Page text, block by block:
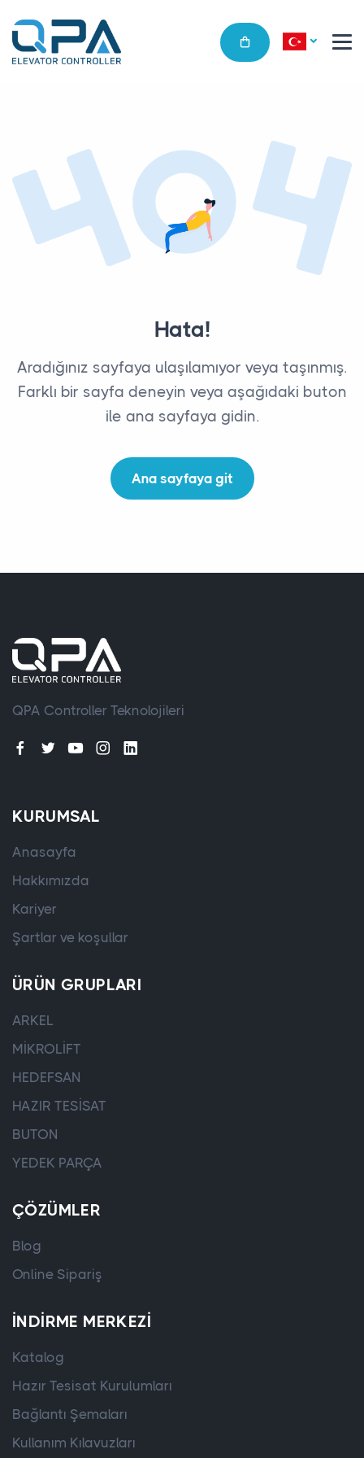
Hata!
Aradığınız sayfaya ulaşılamıyor veya taşınmış.
Farklı bir sayfa deneyin veya aşağıdaki buton
ile ana sayfaya gidin.
Ana sayfaya git
QPA Controller Teknolojileri
KURUMSAL
Anasayfa
Hakkımızda
Kariyer
Şartlar ve koşullar
ÜRÜN GRUPLARI
ARKEL
MİKROLİFT
HEDEFSAN
HAZIR TESİSAT
BUTON
YEDEK PARÇA
ÇÖZÜMLER
Blog
Online Sipariş
İNDIRME MERKEZI
Katalog
Hazır Tesisat Kurulumları
Bağlantı Şemaları
Kullanım Kılavuzları